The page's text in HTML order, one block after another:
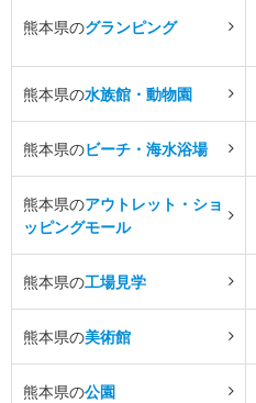
熊本県のグランピング
熊本県の水族館・動物園
熊本県のビーチ・海水浴場
熊本県のアウトレット・ショ
ッピングモール
熊本県の工場見学
熊本県の美術館
熊本県の公園